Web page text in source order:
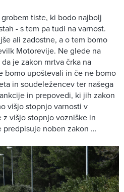
tiste, ki bodo najbolj
- s tem pa tudi na varnost.
ali zadostne, a o tem bomo
Motorevije. Ne glede na
je zakon mrtva črka na
bomo upoštevali in če ne bomo
in soudeležencev ter našega
in prepovedi, ki jih zakon
višjo stopnjo varnosti v
višjo stopnjo vozniške in
noben zakon …